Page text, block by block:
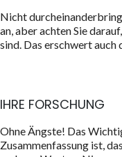
Nicht
an, aber achten Sie
sind. Das erschwert
IHRE FORSCHUNG
Ohne Ängste! Das
Zusammenfassung ist,